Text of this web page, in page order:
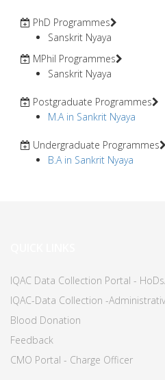
PhD Programmes
Sanskrit Nyaya
MPhil Programmes
Sanskrit Nyaya
Postgraduate Programmes
M.A in Sankrit Nyaya
Undergraduate Programmes
B.A in Sankrit Nyaya
IQAC Data Collection Portal -
IQAC-Data Collection -
Blood Donation
Feedback
CMO Portal - Charge Officer